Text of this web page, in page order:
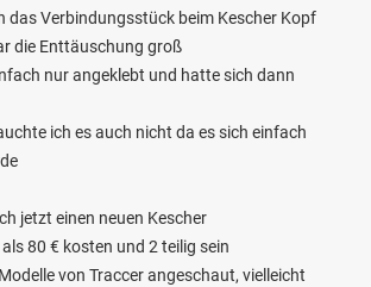
das Verbindungsstück beim Kescher Kopf
die Enttäuschung groß
nur angeklebt und hatte sich dann
ich es auch nicht da es sich einfach
jetzt einen neuen Kescher
80 € kosten und 2 teilig sein
von Traccer angeschaut, vielleicht